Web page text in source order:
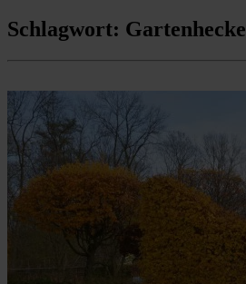
Schlagwort: Gartenhecke